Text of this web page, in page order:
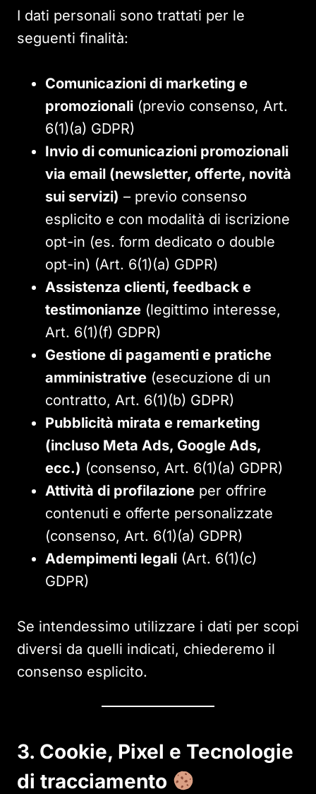
I dati personali sono trattati per le
seguenti finalità:
Comunicazioni di marketing e
promozionali (previo consenso, Art.
6(1)(a) GDPR)
Invio di comunicazioni promozionali
via email (newsletter, offerte, novità
sui servizi) – previo consenso
esplicito e con modalità di iscrizione
opt-in (es. form dedicato o double
opt-in) (Art. 6(1)(a) GDPR)
Assistenza clienti, feedback e
testimonianze (legittimo interesse,
Art. 6(1)(f) GDPR)
Gestione di pagamenti e pratiche
amministrative (esecuzione di un
contratto, Art. 6(1)(b) GDPR)
Pubblicità mirata e remarketing
(incluso Meta Ads, Google Ads,
ecc.) (consenso, Art. 6(1)(a) GDPR)
Attività di profilazione per offrire
contenuti e offerte personalizzate
(consenso, Art. 6(1)(a) GDPR)
Adempimenti legali (Art. 6(1)(c)
GDPR)
Se intendessimo utilizzare i dati per scopi
diversi da quelli indicati, chiederemo il
consenso esplicito.
3. Cookie, Pixel e Tecnologie
di tracciamento